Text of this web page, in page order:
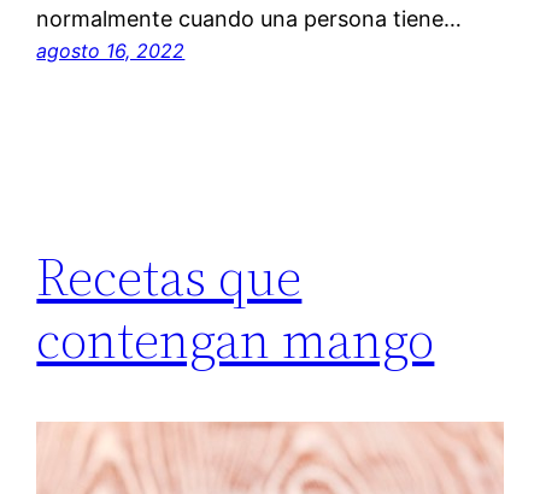
normalmente cuando una persona tiene…
agosto 16, 2022
Recetas que
contengan mango